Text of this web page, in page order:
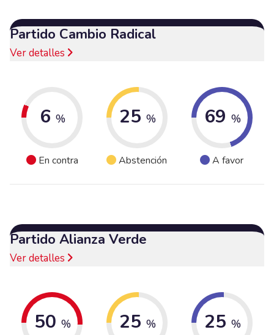
Partido Cambio Radical
Ver detalles
6 %
En contra
25 %
Abstención
69 %
A favor
Partido Alianza Verde
Ver detalles
50 % 25 % 25 %